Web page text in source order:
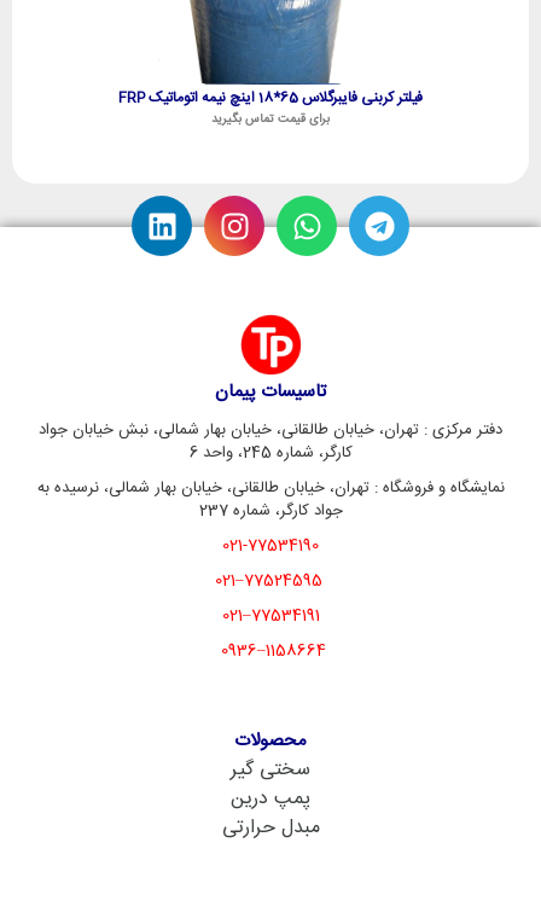
فیلتر کربنی فایبرگلاس 65*18 اینچ نیمه اتوماتیک FRP
برای قیمت تماس بگیرید
تاسیسات پیمان
دفتر مرکزی : تهران، خیابان طالقانی، خیابان بهار شمالی، نبش خیابان جواد
کارگر، شماره 245، واحد 6
نمایشگاه و فروشگاه : تهران، خیابان طالقانی، خیابان بهار شمالی، نرسیده به
جواد کارگر، شماره 237
021-77534190
77524595–021
77534191–021
1158664–0936
محصولات
سختی گیر
پمپ درین
مبدل حرارتی